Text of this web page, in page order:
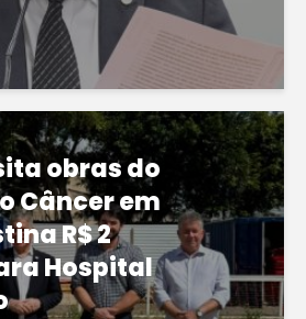
obras do
Câncer em
R$ 2
Hospital